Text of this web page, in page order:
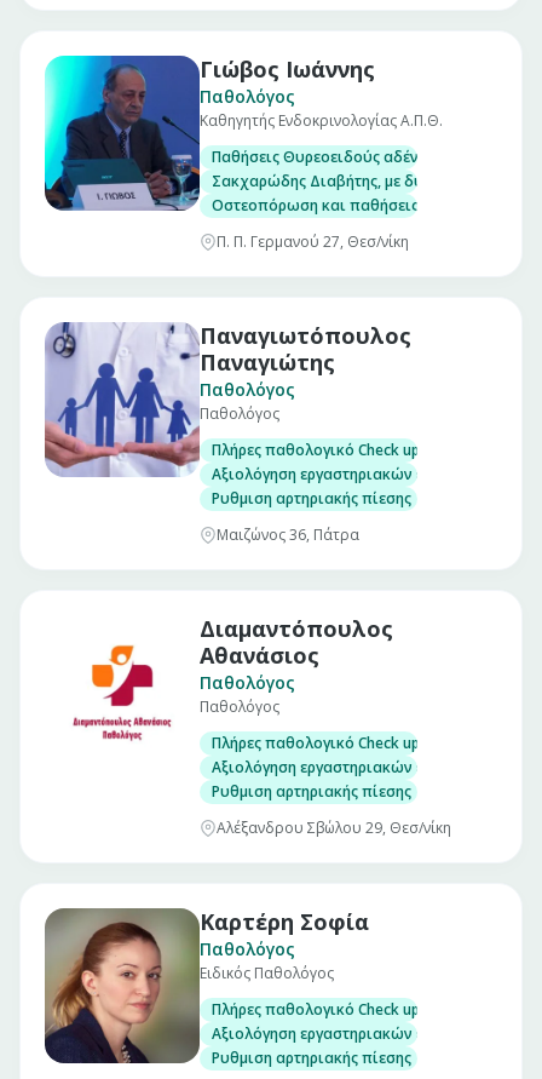
Γιώβος Ιωάννης
Παθολόγος
Καθηγητής Ενδοκρινολογίας Α.Π.Θ.
Παθήσεις Θυρεοειδούς αδένα, με
Σακχαρώδης Διαβήτης, με δυνατότητα
Οστεοπόρωση και παθήσεις μεταβολισμού
Π. Π. Γερμανού 27, Θεσ/νίκη
Παναγιωτόπουλος
Παναγιώτης
Παθολόγος
Παθολόγος
Πλήρες παθολογικό Check up σε άνδρες και
Αξιολόγηση εργαστηριακών εξετάσεων
Ρυθμιση αρτηριακής πίεσης
Μαιζώνος 36, Πάτρα
Διαμαντόπουλος
Αθανάσιος
Παθολόγος
Παθολόγος
Πλήρες παθολογικό Check up σε άνδρες και
Αξιολόγηση εργαστηριακών εξετάσεων
Ρυθμιση αρτηριακής πίεσης
Αλέξανδρου Σβώλου 29, Θεσ/νίκη
Καρτέρη Σοφία
Παθολόγος
Ειδικός Παθολόγος
Πλήρες παθολογικό Check up σε άνδρες και
Αξιολόγηση εργαστηριακών εξετάσεων
Ρυθμιση αρτηριακής πίεσης